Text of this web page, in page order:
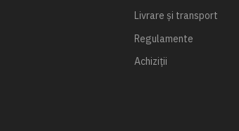
Livrare și transport
Regulamente
Achiziții